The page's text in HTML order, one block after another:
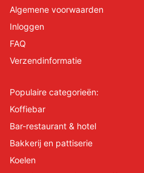
Algemene voorwaarden
Inloggen
FAQ
Verzendinformatie
Populaire categorieën:
Koffiebar
Bar-restaurant & hotel
Bakkerij en pattiserie
Koelen